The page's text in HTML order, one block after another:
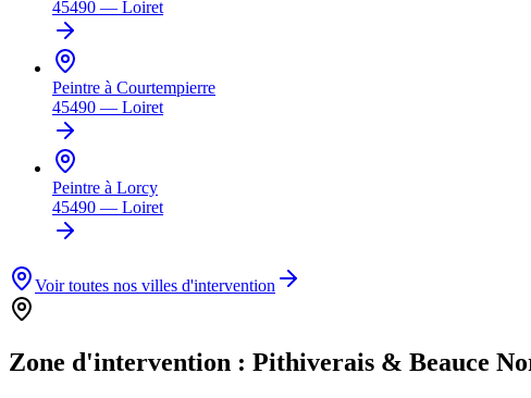
45490 — Loiret
Peintre à Courtempierre
45490 — Loiret
Peintre à Lorcy
45490 — Loiret
Voir toutes nos villes d'intervention
Zone d'intervention : Pithiverais & Beauce